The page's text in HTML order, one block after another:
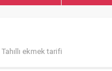
Tahıllı ekmek tarifi